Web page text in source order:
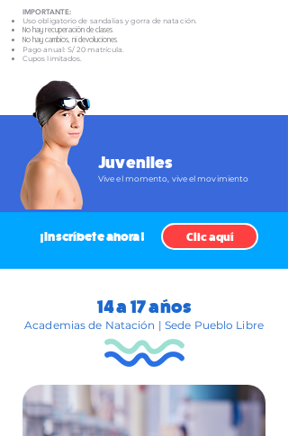
IMPORTANTE:
Uso obligatorio de sandalias y gorra de natación.
No hay recuperación de clases.
No hay cambios, ni devoluciones.
Pago anual: S/ 20 matrícula.
Cupos limitados.
Juveniles
Vive el momento, vive el movimiento
¡Inscríbete ahora! Clic aquí
14 a 17 años
Academias de Natación | Sede Pueblo Libre